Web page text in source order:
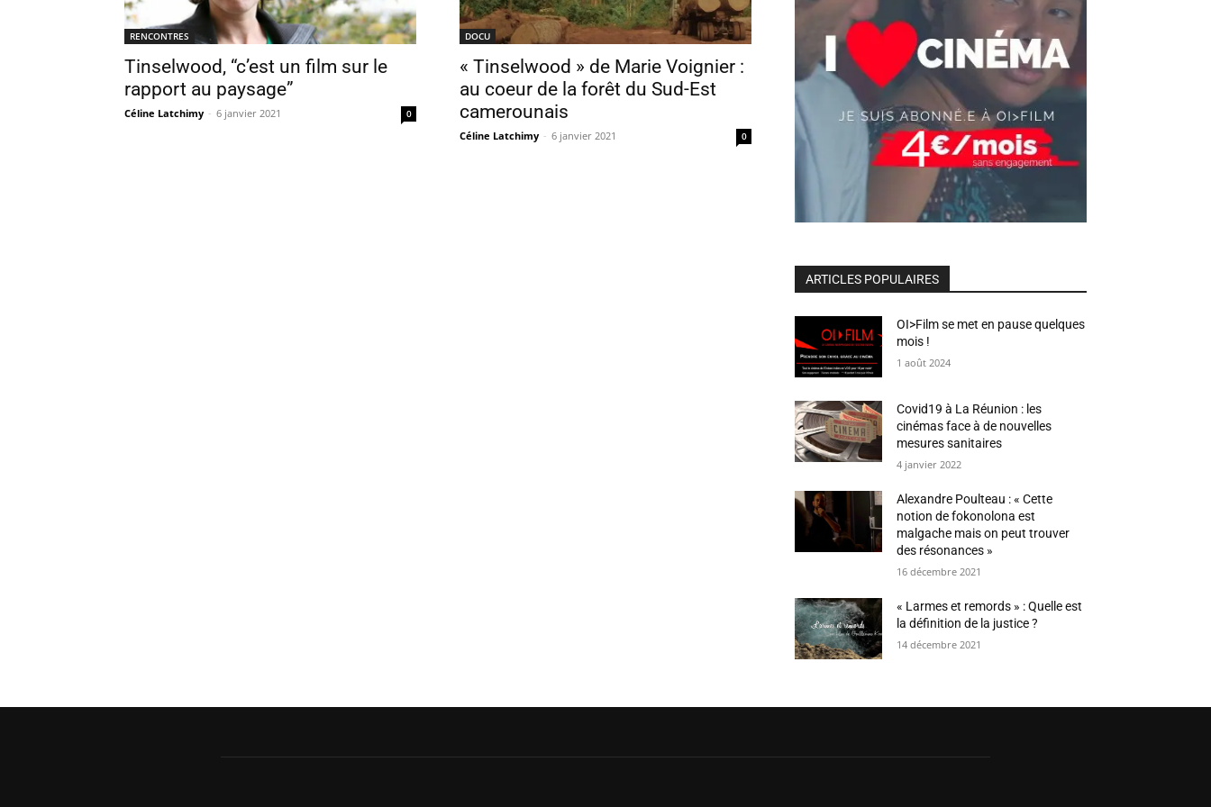
RENCONTRES
Tinselwood, “c’est un film sur le
rapport au paysage”
Céline Latchimy - 6 janvier 2021 0
DOCU
« Tinselwood » de Marie Voignier :
au coeur de la forêt du Sud-Est
camerounais
Céline Latchimy - 6 janvier 2021 0
ARTICLES POPULAIRES
OI>Film se met en pause quelques
mois !
1 août 2024
Covid19 à La Réunion : les
cinémas face à de nouvelles
mesures sanitaires
4 janvier 2022
Alexandre Poulteau : « Cette
notion de fokonolona est
malgache mais on peut trouver
des résonances »
16 décembre 2021
« Larmes et remords » : Quelle est
la définition de la justice ?
14 décembre 2021